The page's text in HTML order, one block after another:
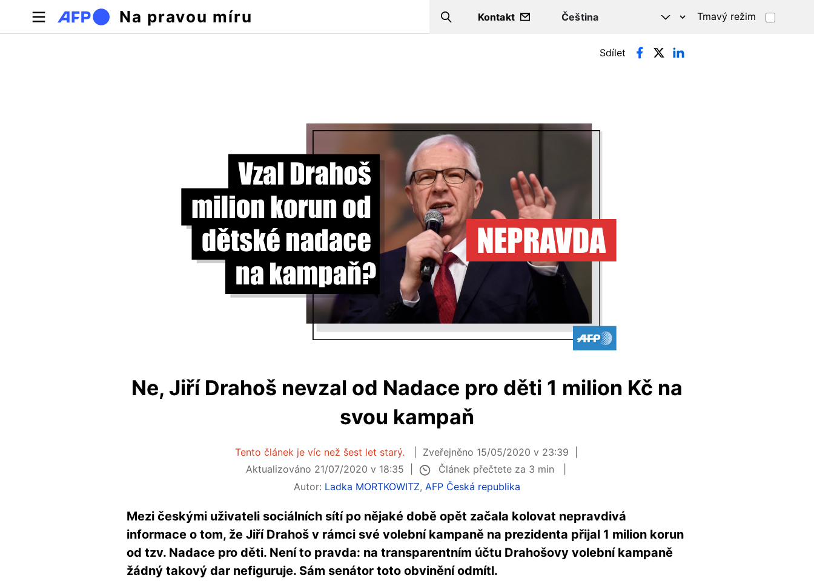
Přejít k hlavnímu obsahu
Na pravou míru Search
Kontakt Tmavý režim
Hlavní záložky Sdílet
Ne, Jiří Drahoš nevzal od Nadace pro děti 1 milion Kč na
svou kampaň
Tento článek je víc než šest let starý.
Zveřejněno 15/05/2020 v 23:39
Aktualizováno 21/07/2020 v 18:35
Článek přečtete za 3 min
Autor: Ladka MORTKOWITZ, AFP Česká republika
Mezi českými uživateli sociálních sítí po nějaké době opět začala kolovat nepravdivá
informace o tom, že Jiří Drahoš v rámci své volební kampaně na prezidenta přijal 1 milion korun
od tzv. Nadace pro děti. Není to pravda: na transparentním účtu Drahošovy volební kampaně
žádný takový dar nefiguruje. Sám senátor toto obvinění odmítl.